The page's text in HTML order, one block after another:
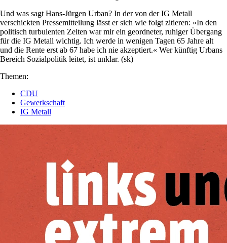
Und was sagt Hans-Jürgen Urban? In der von der IG Metall
verschickten Pressemitteilung lässt er sich wie folgt zitieren: »In den
politisch turbulenten Zeiten war mir ein geordneter, ruhiger Übergang
für die IG Metall wichtig. Ich werde in wenigen Tagen 65 Jahre alt
und die Rente erst ab 67 habe ich nie akzeptiert.« Wer künftig Urbans
Bereich Sozialpolitik leitet, ist unklar. (sk)
Themen:
CDU
Gewerkschaft
IG Metall